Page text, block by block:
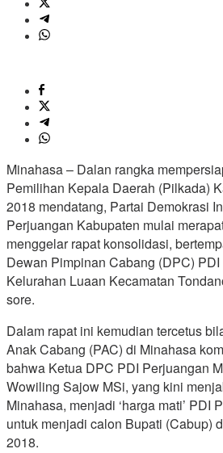
Minahasa – Dalan rangka
Pemilihan Kepala Daerah (Pilkada)
2018 mendatang, Partai Demokrasi
Perjuangan Kabupaten mulai
menggelar rapat konsolidasi,
Dewan Pimpinan Cabang (DPC)
Kelurahan Luaan Kecamatan
sore.
Dalam rapat ini kemudian tercetus
Anak Cabang (PAC) di Minahasa
bahwa Ketua DPC PDI Perjuangan
Wowiling Sajow MSi, yang kini
Minahasa, menjadi ‘harga mati’ PDI
untuk menjadi calon Bupati (Cabup)
2018.